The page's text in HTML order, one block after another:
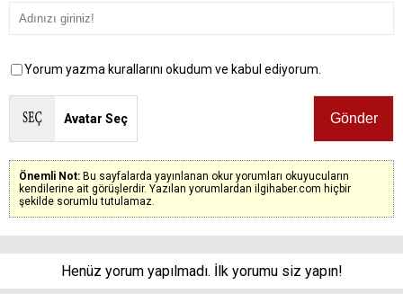
Yorum yazma kurallarını okudum ve kabul ediyorum.
Avatar Seç
Önemli Not: Bu sayfalarda yayınlanan okur yorumları okuyucuların
kendilerine ait görüşlerdir. Yazılan yorumlardan ilgihaber.com hiçbir
şekilde sorumlu tutulamaz.
Henüz yorum yapılmadı. İlk yorumu siz yapın!